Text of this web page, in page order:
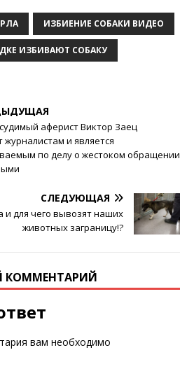
ИЗБИЕНИЕ СОБАКИ ВИДЕО
ИЗБИВАЮТ СОБАКУ
аферист Виктор Заец
журналистам и является
по делу о жестоком обращении
СЛЕДУЮЩАЯ
и для чего вывозят наших
животных заграницу!?
КОММЕНТАРИЙ
вам необходимо